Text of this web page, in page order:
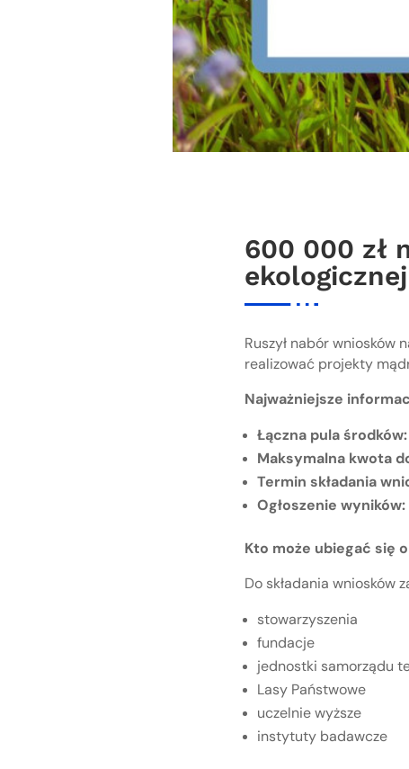
600 000 zł
ekologicznej
Ruszył nabór wniosków
realizować projekty
Najważniejsze
Łączna pula środków:
Maksymalna kwota
Termin składania
Ogłoszenie wyników:
Kto może ubiegać się
Do składania wniosków
stowarzyszenia
fundacje
jednostki samorządu
Lasy Państwowe
uczelnie wyższe
instytuty badawcze